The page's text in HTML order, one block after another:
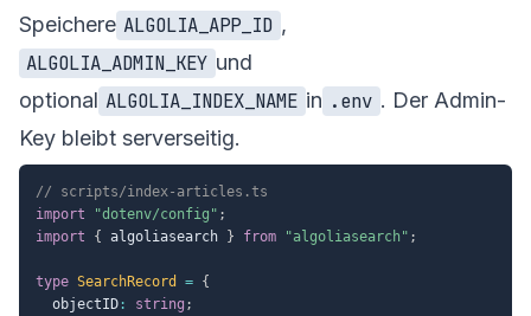
Speichere ALGOLIA_APP_ID ,
ALGOLIA_ADMIN_KEY und
optional ALGOLIA_INDEX_NAME in .env . Der Admin-
Key bleibt serverseitig.
// scripts/index-articles.ts
import
"dotenv/config" ;
import
{ algoliasearch } from "algoliasearch" ;
type SearchRecord = {
  objectID
: string ;